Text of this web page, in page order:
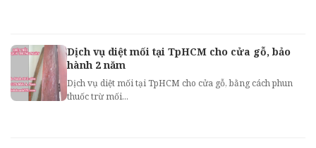
Dịch vụ diệt mối tại TpHCM cho cửa gỗ, bảo
hành 2 năm
Dịch vụ diệt mối tại TpHCM cho cửa gỗ, bằng cách phun
thuốc trừ mối...